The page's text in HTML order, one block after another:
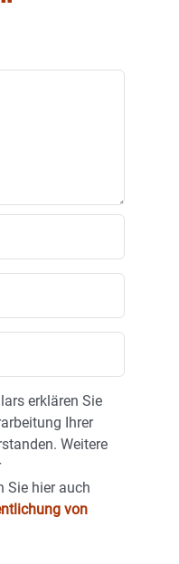
erklären Sie
Ihrer
Weitere
Sie hier auch
von